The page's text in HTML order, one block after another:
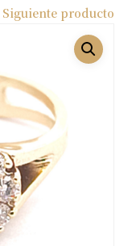
Siguiente producto